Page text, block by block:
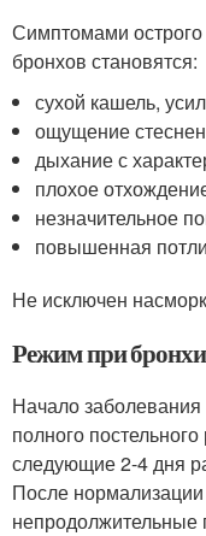
Симптомами острого
бронхов становятся:
сухой кашель,
ощущение
дыхание с
плохое
незначительное
повышенная
Не исключен
Режим при
Начало
полного
следующие 2-4 дня
После
непродолжительные